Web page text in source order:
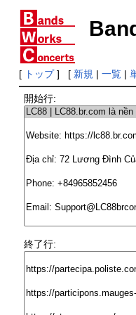
[ トップ] [ 新規 | 一覧|
開始行:
終了行: